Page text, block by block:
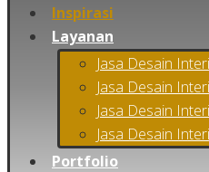
Inspirasi
Layanan
Jasa Desain
Jasa Desain
Jasa Desain
Jasa Desain
Portfolio